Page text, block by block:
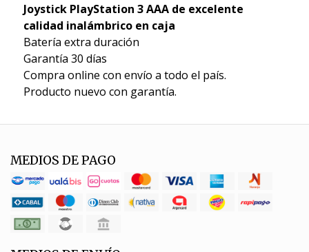
Joystick PlayStation 3 AAA de excelente
calidad inalámbrico en caja
Batería extra duración
Garantía 30 días
Compra online con envío a todo el país.
Producto nuevo con garantía.
MEDIOS DE PAGO